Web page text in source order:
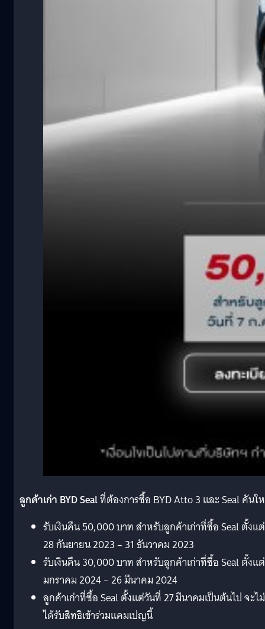
ลูกค้าเก่า BYD Sealที่ต้องการซื้อ BYD Atto 3 และ Seal คันใ
รับเงินคืน 50,000 บาท สำหรับลูกค้าเก่าที่ซื้อ Seal ตั้งแต่
28 กันยายน 2023 – 31 ธันวาคม 2023
รับเงินคืน 30,000 บาท สำหรับลูกค้าเก่าที่ซื้อ Seal ตั้งแ
มกราคม 2024 – 26 มีนาคม 2024
ลูกค้าเก่าที่ซื้อ Seal ตั้งแต่วันที่ 27 มีนาคมเป็นต้นไป จะไม่
ได้รับสิทธิเข้าร่วมแคมเปญนี้